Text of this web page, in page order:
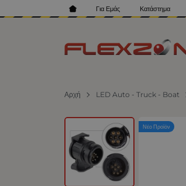
Για Εμάς Κατάστημα
Αρχή LED Auto - Truck - Boat
Νέο Προϊόν